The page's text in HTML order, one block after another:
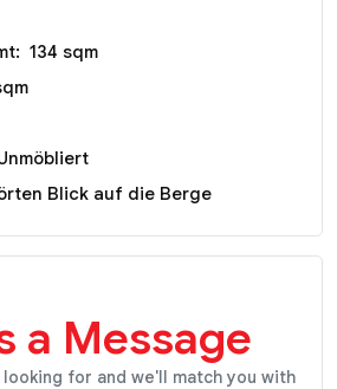
134 sqm
Blick auf die Berge
a Message
for and we'll match you with